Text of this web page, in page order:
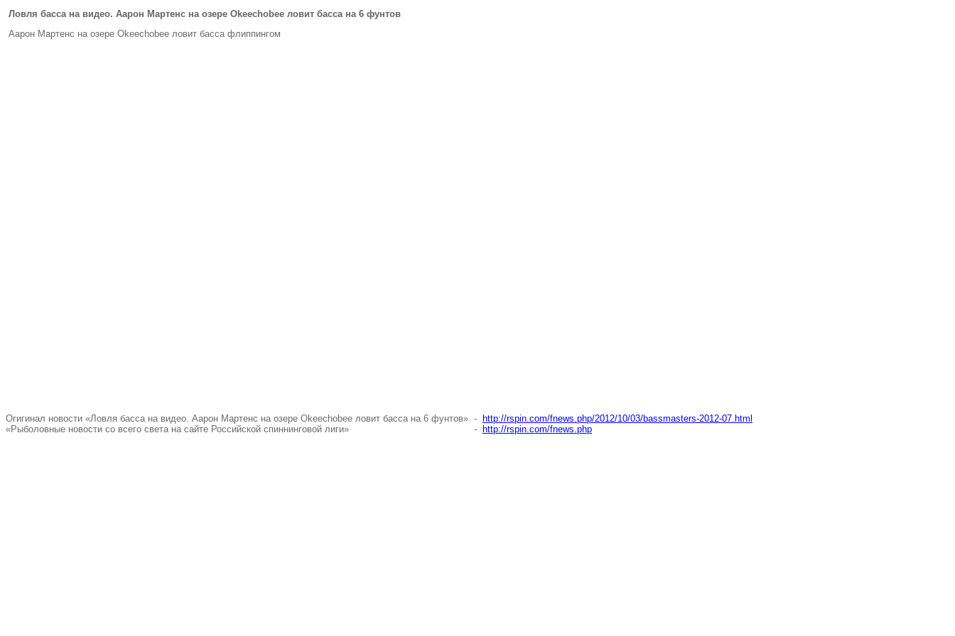
Ловля басса на видео. Аарон Мартенс на озере Okeechobee ловит басса на 6 фунтов
Аарон Мартенс на озере Okeechobee ловит басса флиппингом
Огигинал новости «Ловля басса на видео. Аарон Мартенс на озере Okeechobee ловит басса на 6 фунтов» -
http://rspin.com/fnews.php/2012/10/03/bassmasters-2012-07.html
«Рыболовные новости со всего света на сайте Российской спиннинговой лиги»
- http://rspin.com/fnews.php